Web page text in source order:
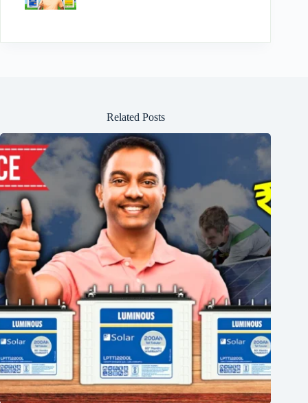
Related Posts